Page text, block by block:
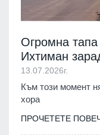
Огромна
Ихтиман
13.07.2026г.
Към този момент
хора
ПРОЧЕТЕТЕ